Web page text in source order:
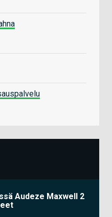
Audeze Maxwell 2